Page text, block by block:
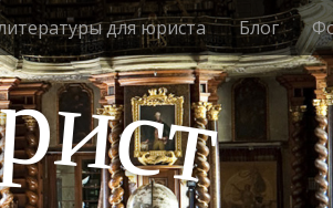
для юриста Блог
ист